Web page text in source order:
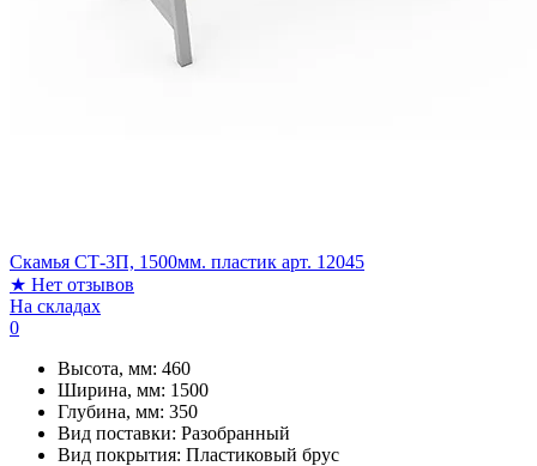
Скамья СТ-3П, 1500мм. пластик арт. 12045
★ Нет отзывов
На складах
0
Высота, мм: 460
Ширина, мм: 1500
Глубина, мм: 350
Вид поставки: Разобранный
Вид покрытия: Пластиковый брус